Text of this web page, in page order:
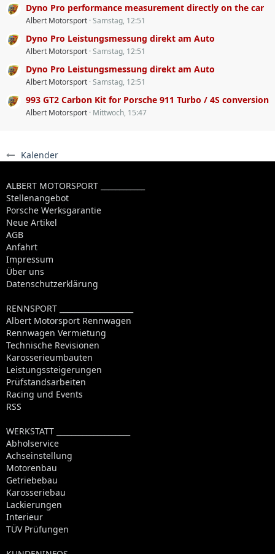
Kalender
Dyno Pro performance measurement directly on the car
Albert Motorsport Samstag, 12:51
Dyno Pro Leistungsmessung direkt am Auto
Albert Motorsport Samstag, 12:51
Dyno Pro Leistungsmessung direkt am Auto
Albert Motorsport Samstag, 12:51
993 GT2 Carbon Kit for Porsche 911 Turbo / 4S conversion
Albert Motorsport Mittwoch, 15:47
ALBERT MOTORSPORT ____________
Stellenangebot
Porsche Werksgarantie
Neue Artikel
AGB
Anfahrt
Impressum
Über uns
Datenschutzerklärung
RENNSPORT ____________________
Albert Motorsport Rennwagen
Rennwagen Vermietung
Technische Revisionen
Karosserieumbauten
Leistungssteigerungen
Prüfstandsarbeiten
Racing und Events
RSS
WERKSTATT ____________________
Abholservice
Achseinstellung
Motorenbau
Getriebebau
Karosseriebau
Lackierungen
Interieur
TÜV Prüfungen